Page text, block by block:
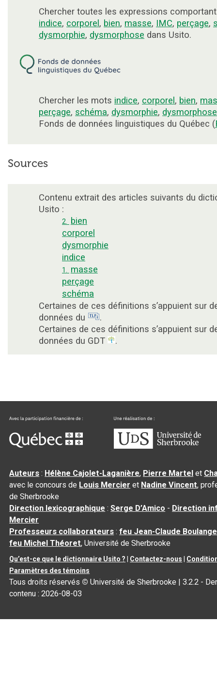
Chercher toutes les expressions
indice, corporel , bien, masse, IMC, perçage,
dysmorphie, dysmorphose dans Usito.
Chercher les mots indice, corporel , bien,
perçage, schéma, dysmorphie, dysmorphose
Fonds de données linguistiques du Québec (
Sources
Contenu extrait des articles suivants du
Usito :
2. bien
corporel
dysmorphie
indice
1. masse
perçage
schéma
Certaines de ces définitions s’appuient sur
données du
.
Certaines de ces définitions s’appuient sur
données du GDT
.
Auteurs : Hélène Cajolet-Laganière, Pierre Martel et
avec le concours de Louis Mercier et Nadine Vincent,
de Sherbrooke
Direction lexicographique :Serge D’Amico - Direction
Mercier
Professeurs collaborateurs :feu Jean-Claude
feu Michel Théoret, Université de Sherbrooke
Qu’est-ce que le dictionnaire Usito ? Contactez-nous
Paramètres des témoins
Tous droits réservés © Université de Sherbrooke |3.2.2 -
contenu :2026-08-03